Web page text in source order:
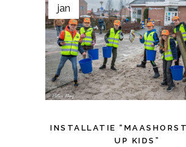
jan
INSTALLATIE
UP KIDS”